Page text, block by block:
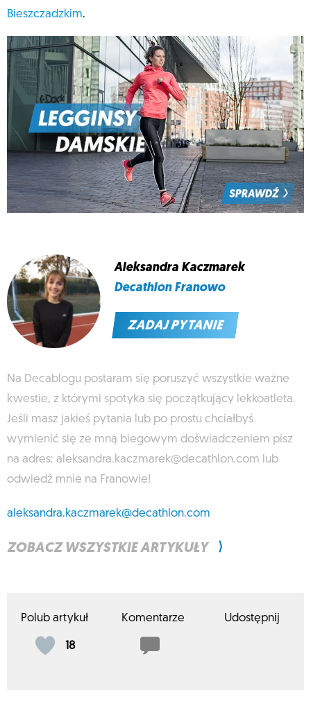
Bieszczadzkim.
Aleksandra Kaczmarek
Decathlon Franowo
ZADAJ PYTANIE
Na Decablogu postaram się poruszyć wszystkie ważne
kwestie, z którymi spotyka się początkujący lekkoatleta.
Jeśli masz jakieś pytania lub po prostu chciałbyś
wymienić się ze mną biegowym doświadczeniem pisz
na adres: aleksandra.kaczmarek@decathlon.com lub
odwiedź mnie na Franowie!
aleksandra.kaczmarek@decathlon.com
ZOBACZ WSZYSTKIE ARTYKUŁY ⟩
Polub artykuł
18
Komentarze Udostępnij